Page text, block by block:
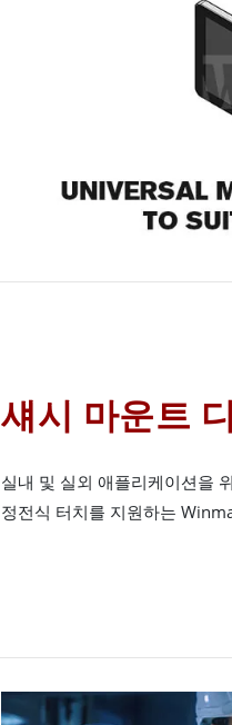
섀시 마운트
실내 및 실외 애플리케이션을
정전식 터치를 지원하는